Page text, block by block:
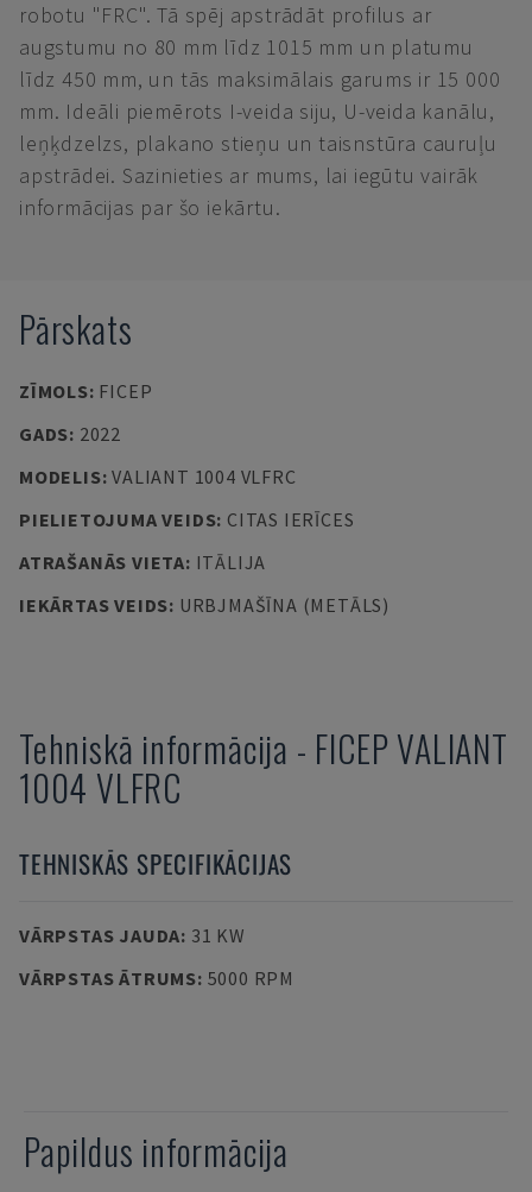
robotu "FRC". Tā spēj apstrādāt profilus ar
augstumu no 80 mm līdz 1015 mm un platumu
līdz 450 mm, un tās maksimālais garums ir 15 000
mm. Ideāli piemērots I-veida siju, U-veida kanālu,
leņķdzelzs, plakano stieņu un taisnstūra cauruļu
apstrādei. Sazinieties ar mums, lai iegūtu vairāk
informācijas par šo iekārtu.
Pārskats
ZĪMOLS: FICEP
GADS: 2022
MODELIS:VALIANT 1004 VLFRC
PIELIETOJUMA VEIDS: CITAS IERĪCES
ATRAŠANĀS VIETA: ITĀLIJA
IEKĀRTAS VEIDS: URBJMAŠĪNA (METĀLS)
Tehniskā informācija - FICEP VALIANT
1004 VLFRC
TEHNISKĀS SPECIFIKĀCIJAS
VĀRPSTAS JAUDA: 31 KW
VĀRPSTAS ĀTRUMS: 5000 RPM
Papildus informācija